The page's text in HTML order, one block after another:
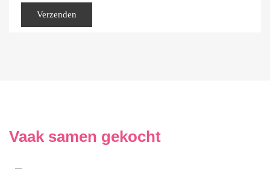
Vaak samen gekocht